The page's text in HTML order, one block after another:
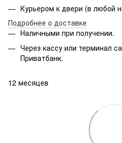
Курьером к двери (в любой
Подробнее о доставке
Наличными при получении.
Через кассу или терминал
Приватбанк.
12 месяцев